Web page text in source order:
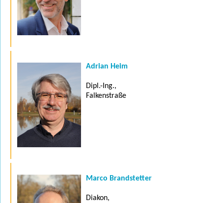
Adrian Heim
Dipl.-Ing.,
Falkenstraße
Marco Brandstetter
Diakon,